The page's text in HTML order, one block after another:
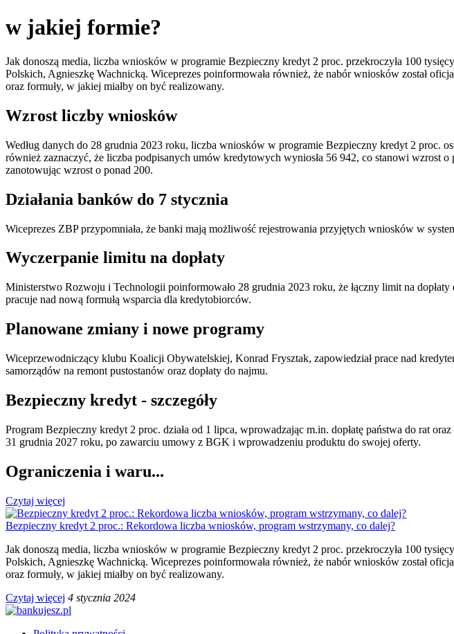
w jakiej formie?
Jak donoszą media, liczba wniosków w programie Bezpieczny kredyt 2 proc. przekroczyła 100
Polskich, Agnieszkę Wachnicką. Wiceprezes poinformowała również, że nabór wniosków został
oraz formuły, w jakiej miałby on być realizowany.
Wzrost liczby wniosków
Według danych do 28 grudnia 2023 roku, liczba wniosków w programie Bezpieczny kredyt 2 proc.
również zaznaczyć, że liczba podpisanych umów kredytowych wyniosła 56 942, co stanowi wzrost
zanotowując wzrost o ponad 200.
Działania banków do 7 stycznia
Wiceprezes ZBP przypomniała, że banki mają możliwość rejestrowania przyjętych wniosków w
Wyczerpanie limitu na dopłaty
Ministerstwo Rozwoju i Technologii poinformowało 28 grudnia 2023 roku, że łączny limit na
pracuje nad nową formułą wsparcia dla kredytobiorców.
Planowane zmiany i nowe programy
Wiceprzewodniczący klubu Koalicji Obywatelskiej, Konrad Frysztak, zapowiedział prace nad
samorządów na remont pustostanów oraz dopłaty do najmu.
Bezpieczny kredyt - szczegóły
Program Bezpieczny kredyt 2 proc. działa od 1 lipca, wprowadzając m.in. dopłatę państwa do rat
31 grudnia 2027 roku, po zawarciu umowy z BGK i wprowadzeniu produktu do swojej oferty.
Ograniczenia i waru...
Czytaj więcej
Bezpieczny kredyt 2 proc.: Rekordowa liczba wniosków, program wstrzymany, co dalej?
Jak donoszą media, liczba wniosków w programie Bezpieczny kredyt 2 proc. przekroczyła 100
Polskich, Agnieszkę Wachnicką. Wiceprezes poinformowała również, że nabór wniosków został
oraz formuły, w jakiej miałby on być realizowany.
Czytaj więcej 4 stycznia 2024